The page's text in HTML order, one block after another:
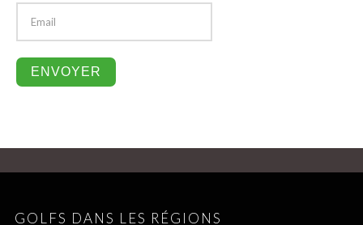
GOLFS DANS LES RÉGIONS